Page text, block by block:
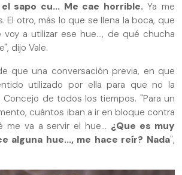
sapo cu... Me cae horrible.Ya me
El otro, más lo que se llena la boca, que
voy a utilizar ese hue..., de qué chucha
dijo Vale.
que una conversación previa, en que
utilizado por ella para que no la
de todos los tiempos. "Para un
cuántos iban a ir en bloque contra
me va a servir el hue... ¿Que es muy
alguna hue..., me hace reír? Nada",